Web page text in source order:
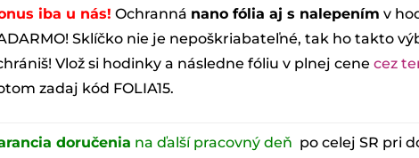
iba u nás! Ochranná nano fólia aj s nalepením v
Sklíčko nie je nepoškriabateľné, tak ho takto
Vlož si hodinky a následne fóliu v plnej cenecez
zadaj kód FOLIA15.
doručenia na ďalší pracovný deň po celej SR pri